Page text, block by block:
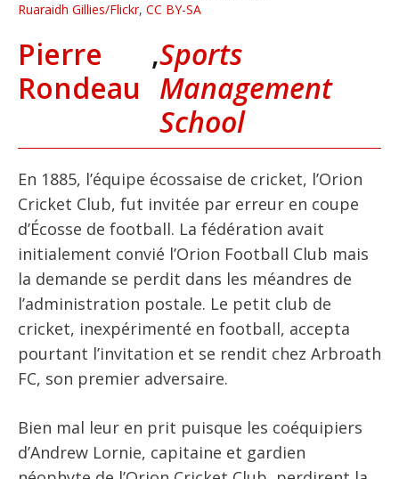
Ruaraidh Gillies/Flickr, CC BY-SA
Pierre
Rondeau
,Sports
Management
School
En 1885, l’équipe écossaise de cricket, l’Orion
Cricket Club, fut invitée par erreur en coupe
d’Écosse de football. La fédération avait
initialement convié l’Orion Football Club mais
la demande se perdit dans les méandres de
l’administration postale. Le petit club de
cricket, inexpérimenté en football, accepta
pourtant l’invitation et se rendit chez Arbroath
FC, son premier adversaire.
Bien mal leur en prit puisque les coéquipiers
d’Andrew Lornie, capitaine et gardien